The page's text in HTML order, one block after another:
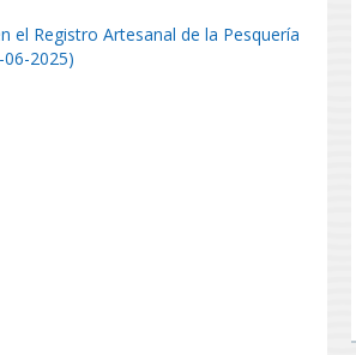
el Registro Artesanal de la Pesquería
2025)